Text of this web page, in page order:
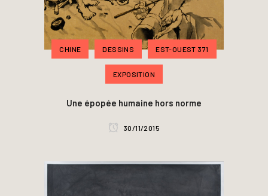
CHINE DESSINS EST-OUEST 371
EXPOSITION
Une épopée humaine hors norme
30/11/2015